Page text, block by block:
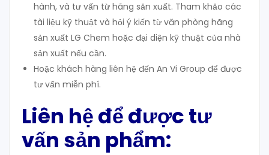
hành, và tư vấn từ hãng sản xuất. Tham khảo các
tài liệu kỹ thuật và hỏi ý kiến từ văn phòng hãng
sản xuất LG Chem hoặc đại diện kỹ thuật của nhà
sản xuất nếu cần.
Hoặc khách hàng liên hệ đến An Vi Group để được
tư vấn miễn phí.
Liên hệ để được tư
vấn sản phẩm: